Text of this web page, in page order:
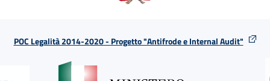
POC Legalità 2014-2020 - Progetto "Antifrode e Internal Audit"